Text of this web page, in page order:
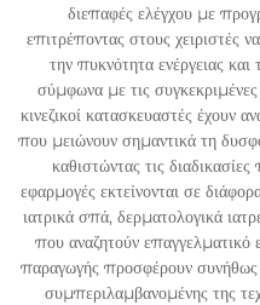
διεπαφές ελέγχου με
επιτρέποντας στους χειριστές
την πυκνότητα ενέργειας
σύμφωνα με τις
κινεζικοί κατασκευαστές έχουν
που μειώνουν σημαντικά τη
καθιστώντας τις
εφαρμογές εκτείνονται σε
ιατρικά σπά, δερματολογικά
που αναζητούν επαγγελματικό
παραγωγής προσφέρουν
συμπεριλαμβανομένης της